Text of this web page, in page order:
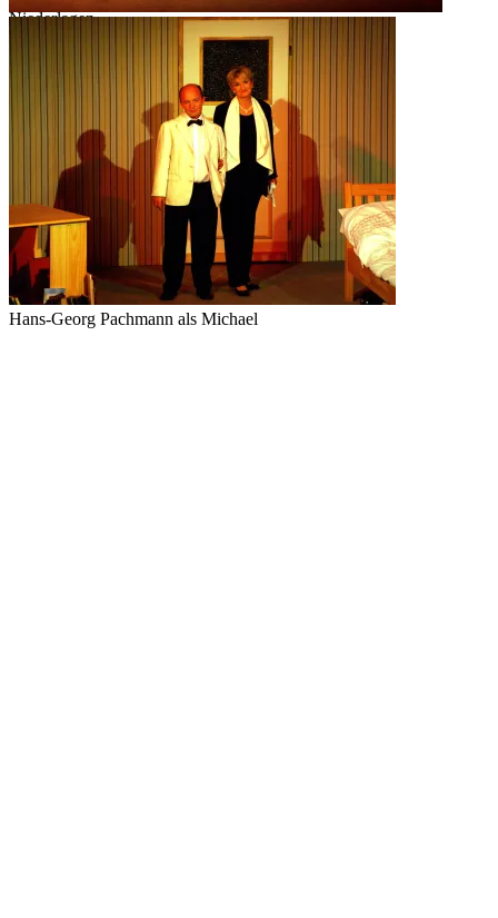
Niederlagen
Glücksmomente
Hans-Georg Pachmann als Michael